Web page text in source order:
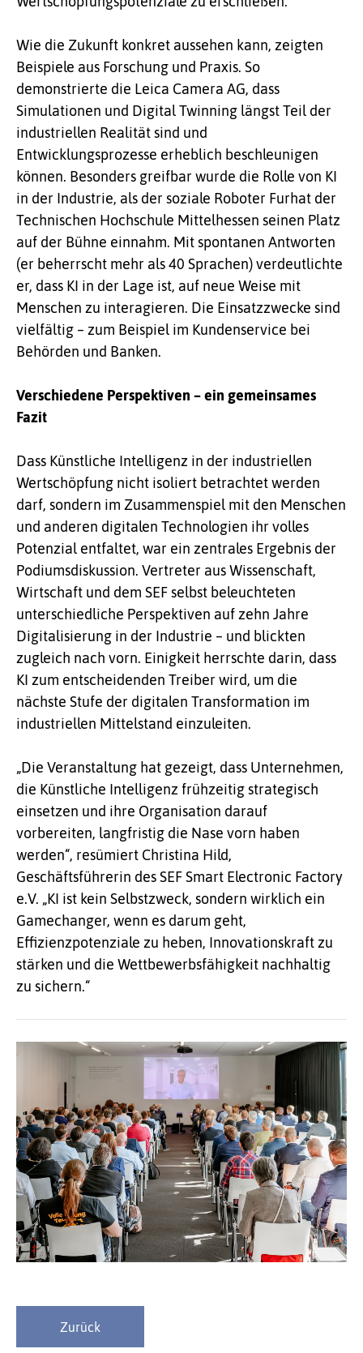
Wie die Zukunft konkret aussehen kann, zeigten
Beispiele aus Forschung und Praxis. So
demonstrierte die Leica Camera AG, dass
Simulationen und Digital Twinning längst Teil der
industriellen Realität sind und
Entwicklungsprozesse erheblich beschleunigen
können. Besonders greifbar wurde die Rolle von KI
in der Industrie, als der soziale Roboter Furhat der
Technischen Hochschule Mittelhessen seinen Platz
auf der Bühne einnahm. Mit spontanen Antworten
(er beherrscht mehr als 40 Sprachen) verdeutlichte
er, dass KI in der Lage ist, auf neue Weise mit
Menschen zu interagieren. Die Einsatzzwecke sind
vielfältig – zum Beispiel im Kundenservice bei
Behörden und Banken.
Verschiedene Perspektiven – ein gemeinsames
Fazit
Dass Künstliche Intelligenz in der industriellen
Wertschöpfung nicht isoliert betrachtet werden
darf, sondern im Zusammenspiel mit den Menschen
und anderen digitalen Technologien ihr volles
Potenzial entfaltet, war ein zentrales Ergebnis der
Podiumsdiskussion. Vertreter aus Wissenschaft,
Wirtschaft und dem SEF selbst beleuchteten
unterschiedliche Perspektiven auf zehn Jahre
Digitalisierung in der Industrie – und blickten
zugleich nach vorn. Einigkeit herrschte darin, dass
KI zum entscheidenden Treiber wird, um die
nächste Stufe der digitalen Transformation im
industriellen Mittelstand einzuleiten.
„Die Veranstaltung hat gezeigt, dass Unternehmen,
die Künstliche Intelligenz frühzeitig strategisch
einsetzen und ihre Organisation darauf
vorbereiten, langfristig die Nase vorn haben
werden“, resümiert Christina Hild,
Geschäftsführerin des SEF Smart Electronic Factory
e.V. „KI ist kein Selbstzweck, sondern wirklich ein
Gamechanger, wenn es darum geht,
Effizienzpotenziale zu heben, Innovationskraft zu
stärken und die Wettbewerbsfähigkeit nachhaltig
zu sichern.“
Zurück